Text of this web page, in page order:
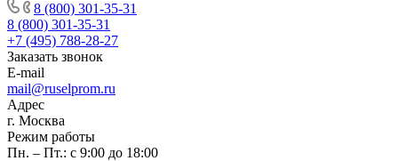
8 (800) 301-35-31
8 (800) 301-35-31
+7 (495) 788-28-27
Заказать звонок
E-mail
mail@ruselprom.ru
Адрес
г. Москва
Режим работы
Пн. – Пт.: с 9:00 до 18:00